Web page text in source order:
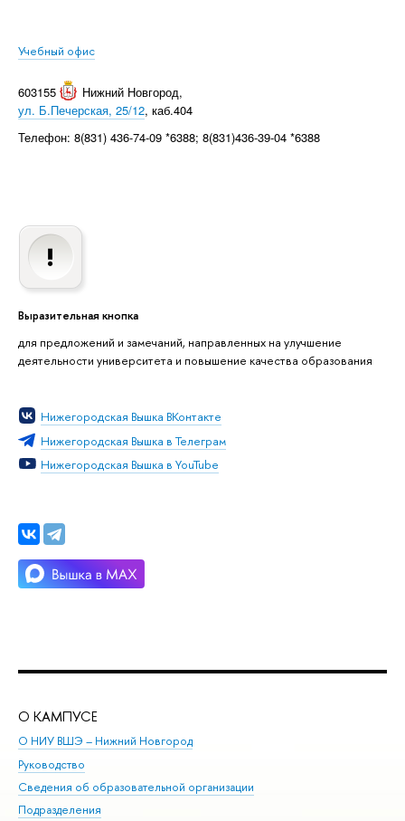
Учебный офис
603155 Нижний Новгород,
ул. Б.Печерская, 25/12, каб.404
Телефон: 8(831) 436-74-09 *6388; 8(831)436-39-04 *6388
Выразительная кнопка
для предложений и замечаний, направленных на улучшение
деятельности университета и повышение качества образования
Нижегородская Вышка ВКонтакте
Нижегородская Вышка в Телеграм
Нижегородская Вышка в YouTube
О КАМПУСЕ
О НИУ ВШЭ – Нижний Новгород
Руководство
Сведения об образовательной организации
Подразделения